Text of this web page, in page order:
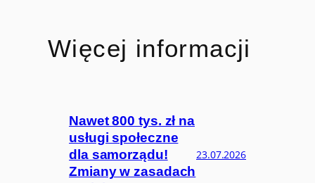
Więcej informacji
Nawet 800 tys. zł na
usługi społeczne
dla samorządu!
Zmiany w zasadach
23.07.2026